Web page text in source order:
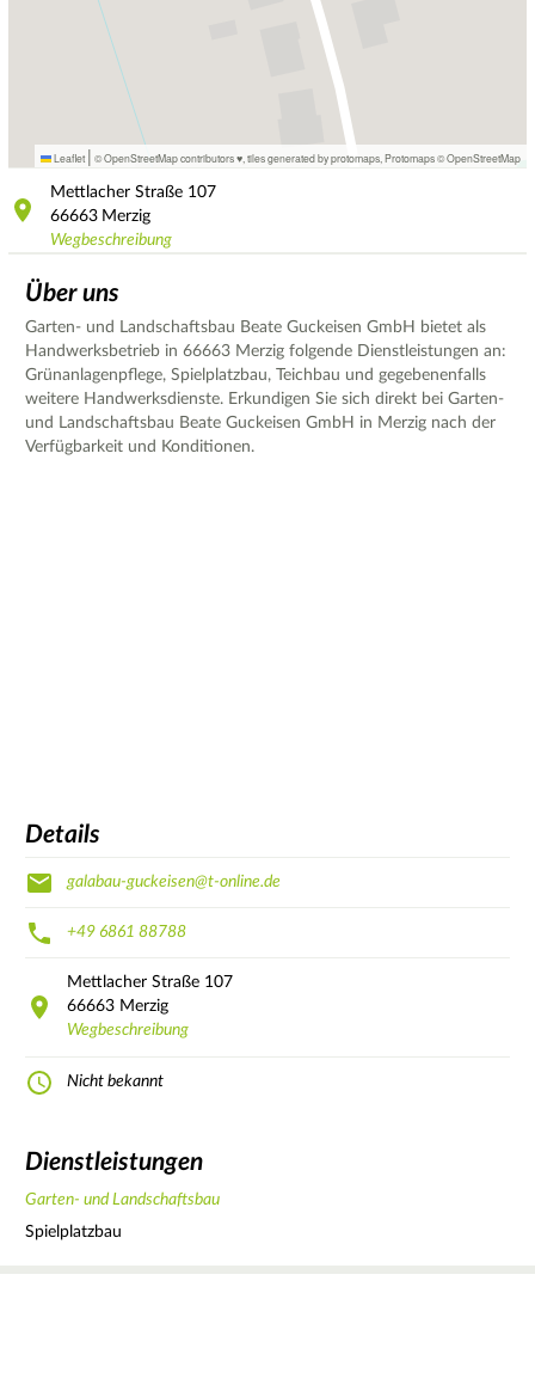
Leaflet | © OpenStreetMap contributors ♥, tiles generated by protomaps Protomaps©OpenStreetMap
Mettlacher Straße 107
66663 Merzig
Wegbeschreibung
Über uns
Garten- und Landschaftsbau Beate Guckeisen GmbH bietet als
Handwerksbetrieb in 66663 Merzig folgende Dienstleistungen an:
Grünanlagenpflege, Spielplatzbau, Teichbau und gegebenenfalls
weitere Handwerksdienste. Erkundigen Sie sich direkt bei Garten-
und Landschaftsbau Beate Guckeisen GmbH in Merzig nach der
Verfügbarkeit und Konditionen.
Details
galabau-guckeisen@t-online.de
+49 6861 88788
Mettlacher Straße 107
66663 Merzig
Wegbeschreibung
Nicht bekannt
Dienstleistungen
Garten- und Landschaftsbau
Spielplatzbau